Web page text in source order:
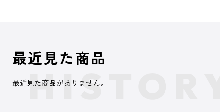
最近見た商品
最近見た商品がありません。